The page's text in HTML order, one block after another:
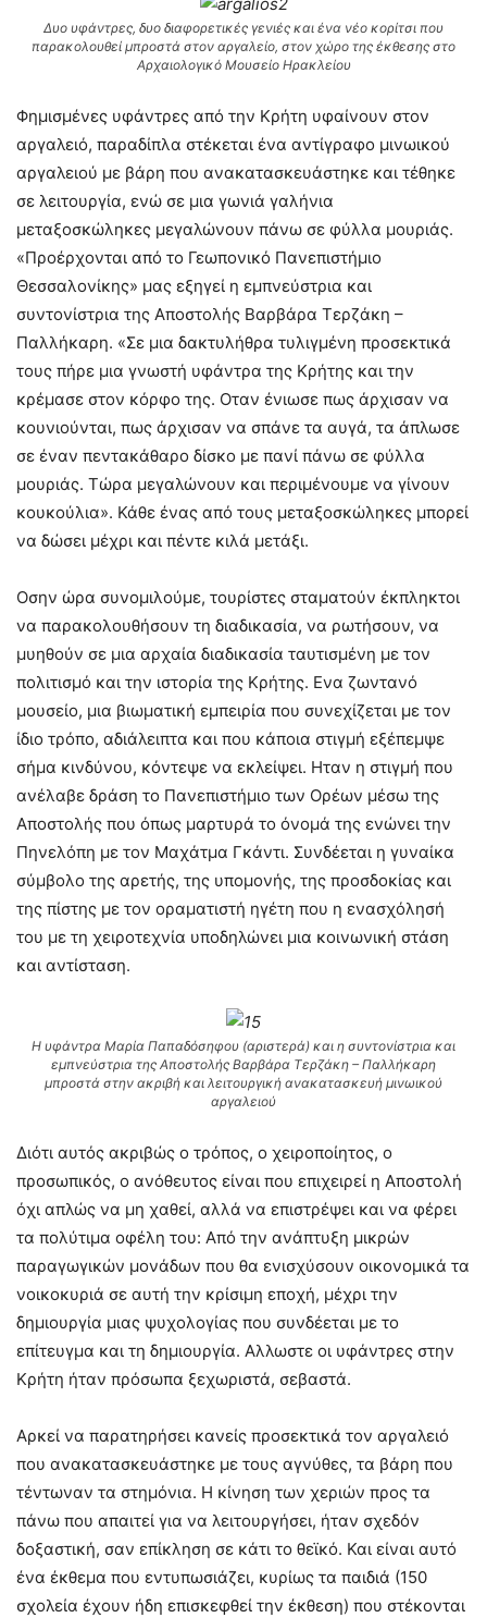
Δυο υφάντρες, δυο διαφορετικές γενιές και ένα νέο κορίτσι που
παρακολουθεί μπροστά στον αργαλείο, στον χώρο της έκθεσης στο
Αρχαιολογικό Μουσείο Ηρακλείου
Φημισμένες υφάντρες από την Κρήτη υφαίνουν στον
αργαλειό, παραδίπλα στέκεται ένα αντίγραφο μινωικού
αργαλειού με βάρη που ανακατασκευάστηκε και τέθηκε
σε λειτουργία, ενώ σε μια γωνιά γαλήνια
μεταξοσκώληκες μεγαλώνουν πάνω σε φύλλα μουριάς.
«Προέρχονται από το Γεωπονικό Πανεπιστήμιο
Θεσσαλονίκης» μας εξηγεί η εμπνεύστρια και
συντονίστρια της Αποστολής Βαρβάρα Τερζάκη –
Παλλήκαρη. «Σε μια δακτυλήθρα τυλιγμένη προσεκτικά
τους πήρε μια γνωστή υφάντρα της Κρήτης και την
κρέμασε στον κόρφο της. Οταν ένιωσε πως άρχισαν να
κουνιούνται, πως άρχισαν να σπάνε τα αυγά, τα άπλωσε
σε έναν πεντακάθαρο δίσκο με πανί πάνω σε φύλλα
μουριάς. Τώρα μεγαλώνουν και περιμένουμε να γίνουν
κουκούλια». Κάθε ένας από τους μεταξοσκώληκες μπορεί
να δώσει μέχρι και πέντε κιλά μετάξι.
Οσην ώρα συνομιλούμε, τουρίστες σταματούν έκπληκτοι
να παρακολουθήσουν τη διαδικασία, να ρωτήσουν, να
μυηθούν σε μια αρχαία διαδικασία ταυτισμένη με τον
πολιτισμό και την ιστορία της Κρήτης. Ενα ζωντανό
μουσείο, μια βιωματική εμπειρία που συνεχίζεται με τον
ίδιο τρόπο, αδιάλειπτα και που κάποια στιγμή εξέπεμψε
σήμα κινδύνου, κόντεψε να εκλείψει. Ηταν η στιγμή που
ανέλαβε δράση το Πανεπιστήμιο των Ορέων μέσω της
Αποστολής που όπως μαρτυρά το όνομά της ενώνει την
Πηνελόπη με τον Μαχάτμα Γκάντι. Συνδέεται η γυναίκα
σύμβολο της αρετής, της υπομονής, της προσδοκίας και
της πίστης με τον οραματιστή ηγέτη που η ενασχόλησή
του με τη χειροτεχνία υποδηλώνει μια κοινωνική στάση
και αντίσταση.
Η υφάντρα Μαρία Παπαδόσηφου (αριστερά) και η συντονίστρια και
εμπνεύστρια της Αποστολής Βαρβάρα Τερζάκη – Παλλήκαρη
μπροστά στην ακριβή και λειτουργική ανακατασκευή μινωικού
αργαλειού
Διότι αυτός ακριβώς ο τρόπος, ο χειροποίητος, ο
προσωπικός, ο ανόθευτος είναι που επιχειρεί η Αποστολή
όχι απλώς να μη χαθεί, αλλά να επιστρέψει και να φέρει
τα πολύτιμα οφέλη του: Από την ανάπτυξη μικρών
παραγωγικών μονάδων που θα ενισχύσουν οικονομικά τα
νοικοκυριά σε αυτή την κρίσιμη εποχή, μέχρι την
δημιουργία μιας ψυχολογίας που συνδέεται με το
επίτευγμα και τη δημιουργία. Αλλωστε οι υφάντρες στην
Κρήτη ήταν πρόσωπα ξεχωριστά, σεβαστά.
Αρκεί να παρατηρήσει κανείς προσεκτικά τον αργαλειό
που ανακατασκευάστηκε με τους αγνύθες, τα βάρη που
τέντωναν τα στημόνια. Η κίνηση των χεριών προς τα
πάνω που απαιτεί για να λειτουργήσει, ήταν σχεδόν
δοξαστική, σαν επίκληση σε κάτι το θεϊκό. Και είναι αυτό
ένα έκθεμα που εντυπωσιάζει, κυρίως τα παιδιά (150
σχολεία έχουν ήδη επισκεφθεί την έκθεση) που στέκονται